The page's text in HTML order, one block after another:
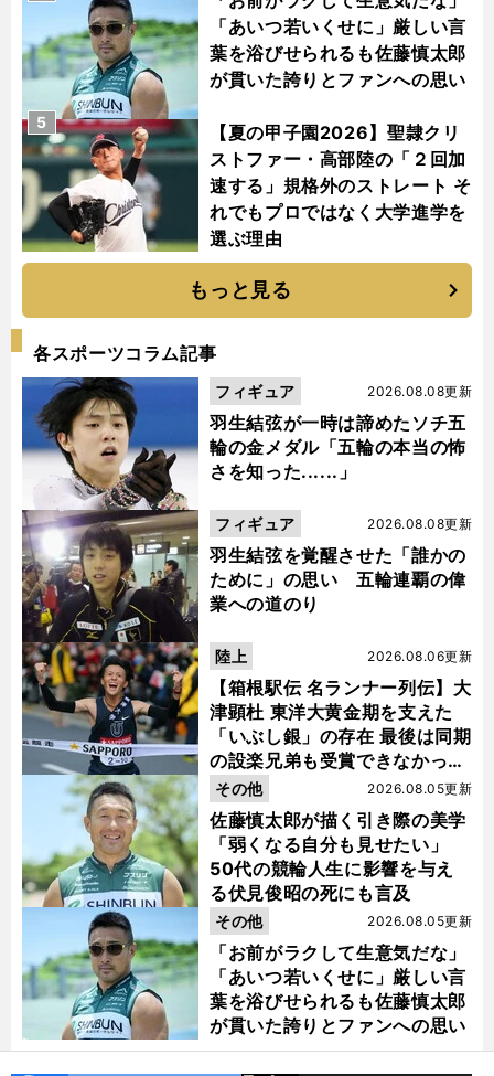
「あいつ若いくせに」厳しい言
葉を浴びせられるも佐藤慎太郎
が貫いた誇りとファンへの思い
【夏の甲子園2026】聖隷クリ
ストファー・高部陸の「２回加
速する」規格外のストレート そ
れでもプロではなく大学進学を
選ぶ理由
5
もっと見る
各スポーツコラム記事
羽生結弦が一時は諦めたソチ五
輪の金メダル「五輪の本当の怖
さを知った......」
2026.08.08更新
フィギュア
羽生結弦を覚醒させた「誰かの
ために」の思い 五輪連覇の偉
業への道のり
2026.08.08更新
フィギュア
【箱根駅伝 名ランナー列伝】大
津顕杜 東洋大黄金期を支えた
「いぶし銀」の存在 最後は同期
の設楽兄弟も受賞できなかった
金栗杯に輝く
2026.08.06更新
陸上
佐藤慎太郎が描く引き際の美学
「弱くなる自分も見せたい」
50代の競輪人生に影響を与え
る伏見俊昭の死にも言及
2026.08.05更新
その他
「お前がラクして生意気だな」
「あいつ若いくせに」厳しい言
葉を浴びせられるも佐藤慎太郎
が貫いた誇りとファンへの思い
2026.08.05更新
その他